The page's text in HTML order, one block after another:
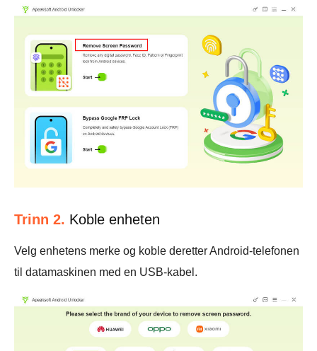
Trinn 2. Koble enheten
Velg enhetens merke og koble deretter Android-telefonen
til datamaskinen med en USB-kabel.